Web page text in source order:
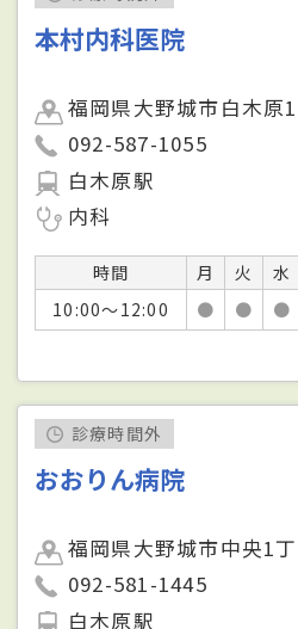
本村内科医院
福岡県大野城市白木原
092-587-1055
白木原駅
内科
時間 月 火 水
10:00～12:00
● ● ●
診療時間外
おおりん病院
福岡県大野城市中央1
092-581-1445
白木原駅